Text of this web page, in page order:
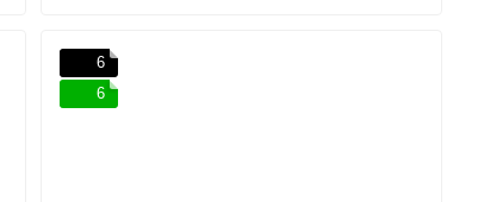
6
6